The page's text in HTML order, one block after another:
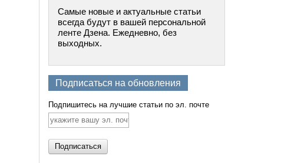
Самые новые и актуальные статьи
всегда будут в вашей персональной
ленте Дзена. Ежедневно, без
выходных.
Подписаться на обновления
Подпишитесь на лучшие статьи по эл. почте